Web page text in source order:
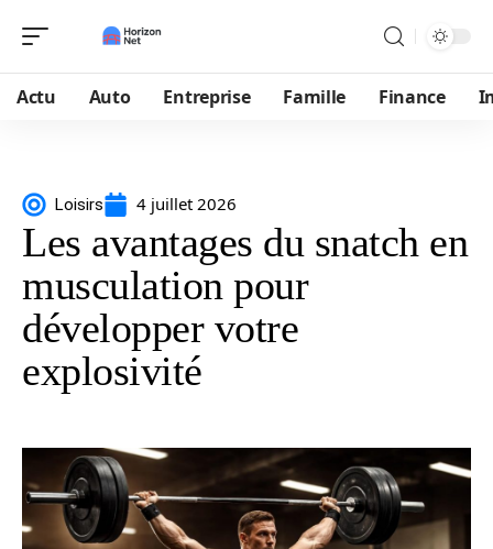
Actu Auto Entreprise Famille Finance
Loisirs 4 juillet 2026
Les avantages du snatch en
musculation pour
développer votre
explosivité